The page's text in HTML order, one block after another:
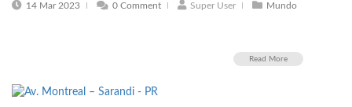
14 Mar 2023 0 Comment Super User Mundo
Read More